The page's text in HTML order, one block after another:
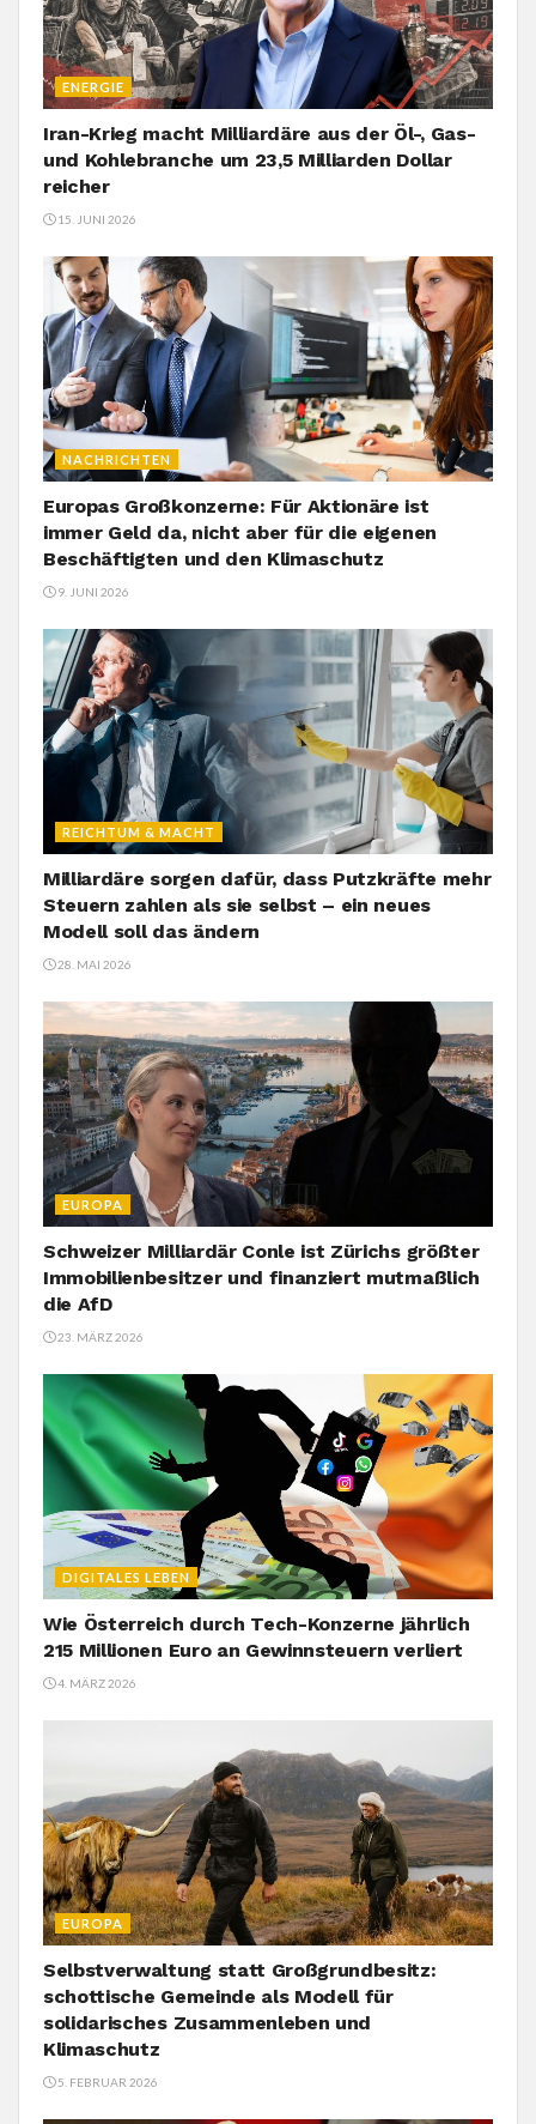
ENERGIE
Iran-Krieg macht Milliardäre aus der Öl-, Gas-
und Kohlebranche um 23,5 Milliarden Dollar
reicher
15. JUNI 2026
NACHRICHTEN
Europas Großkonzerne: Für Aktionäre ist
immer Geld da, nicht aber für die eigenen
Beschäftigten und den Klimaschutz
9. JUNI 2026
REICHTUM & MACHT
Milliardäre sorgen dafür, dass Putzkräfte mehr
Steuern zahlen als sie selbst – ein neues
Modell soll das ändern
28. MAI 2026
EUROPA
Schweizer Milliardär Conle ist Zürichs größter
Immobilienbesitzer und finanziert mutmaßlich
die AfD
23. MÄRZ 2026
DIGITALES LEBEN
Wie Österreich durch Tech-Konzerne jährlich
215 Millionen Euro an Gewinnsteuern verliert
4. MÄRZ 2026
EUROPA
Selbstverwaltung statt Großgrundbesitz:
schottische Gemeinde als Modell für
solidarisches Zusammenleben und
Klimaschutz
5. FEBRUAR 2026